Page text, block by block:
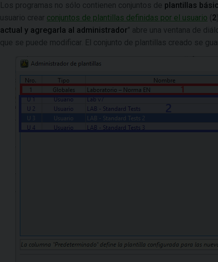
Los programas no sólo contienen conjuntos de plantillas
usuario crear conjuntos de plantillas definidas por el usuario ( 2
actual y agregarla al administrador" abre una ventana de
que se puede modificar. El conjunto de plantillas creado se